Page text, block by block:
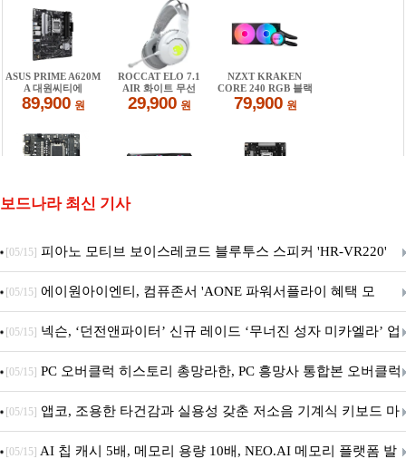
보드나라 최신 기사
[05/15] 피아노 모티브 보이스레코드 블루투스 스피커 'HR-VR220'
출시
[05/15] 에이원아이엔티, 컴퓨존서 'AONE 파워서플라이 혜택 모
음.ZIP' 이벤트 진행
[05/15] 넥슨, ‘던전앤파이터’ 신규 레이드 ‘무너진 성자 미카엘라’ 업
데이트!
[05/15] PC 오버클럭 히스토리 총망라한, PC 흥망사 통합본 오버클럭
특집(1-4편)
[05/15] 앱코, 조용한 타건감과 실용성 갖춘 저소음 기계식 키보드 마
우스 세트 'KM580' 출시
[05/15] AI 칩 캐시 5배, 메모리 용량 10배, NEO.AI 메모리 플랫폼 발